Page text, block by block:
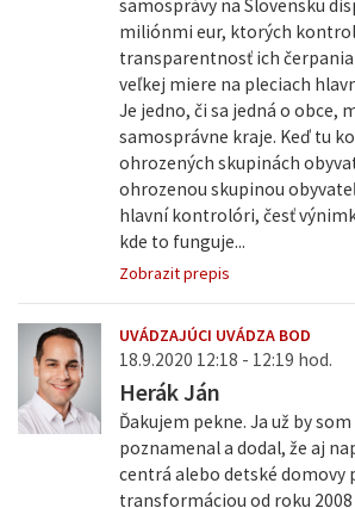
samosprávy na Slovensku
miliónmi eur, ktorých
transparentnosť ich čerpania
veľkej miere na pleciach
Je jedno, či sa jedná o obce,
samosprávne kraje. Keď tu
ohrozených skupinách
ohrozenou skupinou
hlavní kontrolóri, česť
kde to funguje...
Zobrazit prepis
UVÁDZAJÚCI UVÁDZA BOD
18.9.2020 12:18 - 12:19 hod.
Herák Ján
Ďakujem pekne. Ja už by
poznamenal a dodal, že aj
centrá alebo detské domovy
transformáciou od roku